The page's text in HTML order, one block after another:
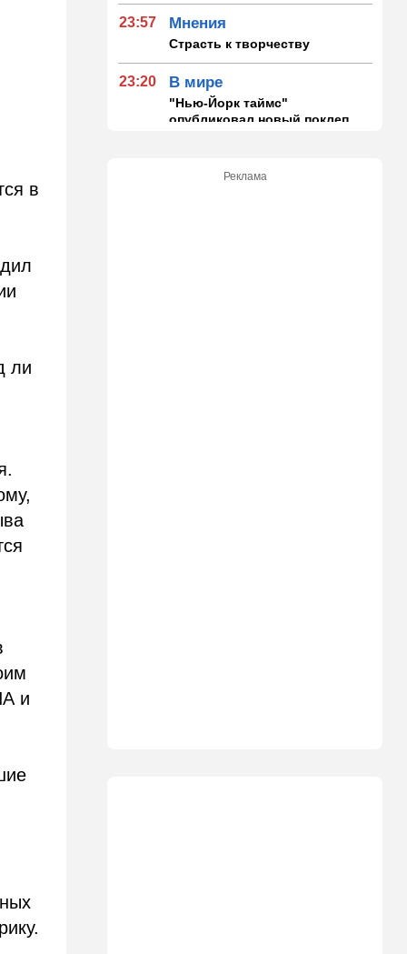
в
ли
и
23:57 Мнения
Страсть к творчеству
23:20 В мире
"Нью-Йорк таймс"
опубликовал новый поклеп
Реклама